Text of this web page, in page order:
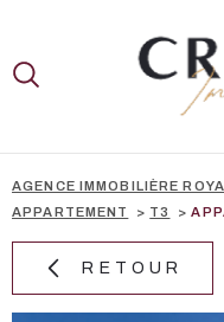
recherche
menu
principal
contenu
AGENCE IMMOBILIÈRE
APPARTEMENT
T3
RETOUR